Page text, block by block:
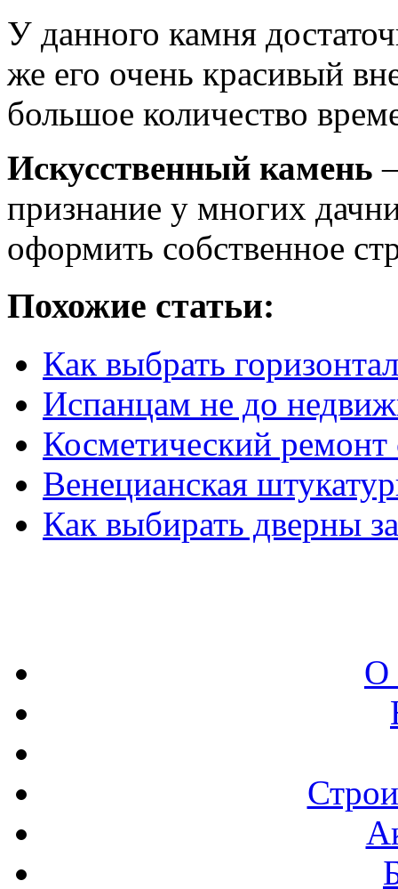
У данного камня
же его очень красивый
большое количество
Искусственный камень
признание у многих
оформить собственное
Похожие статьи:
Как выбрать
Испанцам не до
Косметический
Венецианская
Как выбирать дверны
О